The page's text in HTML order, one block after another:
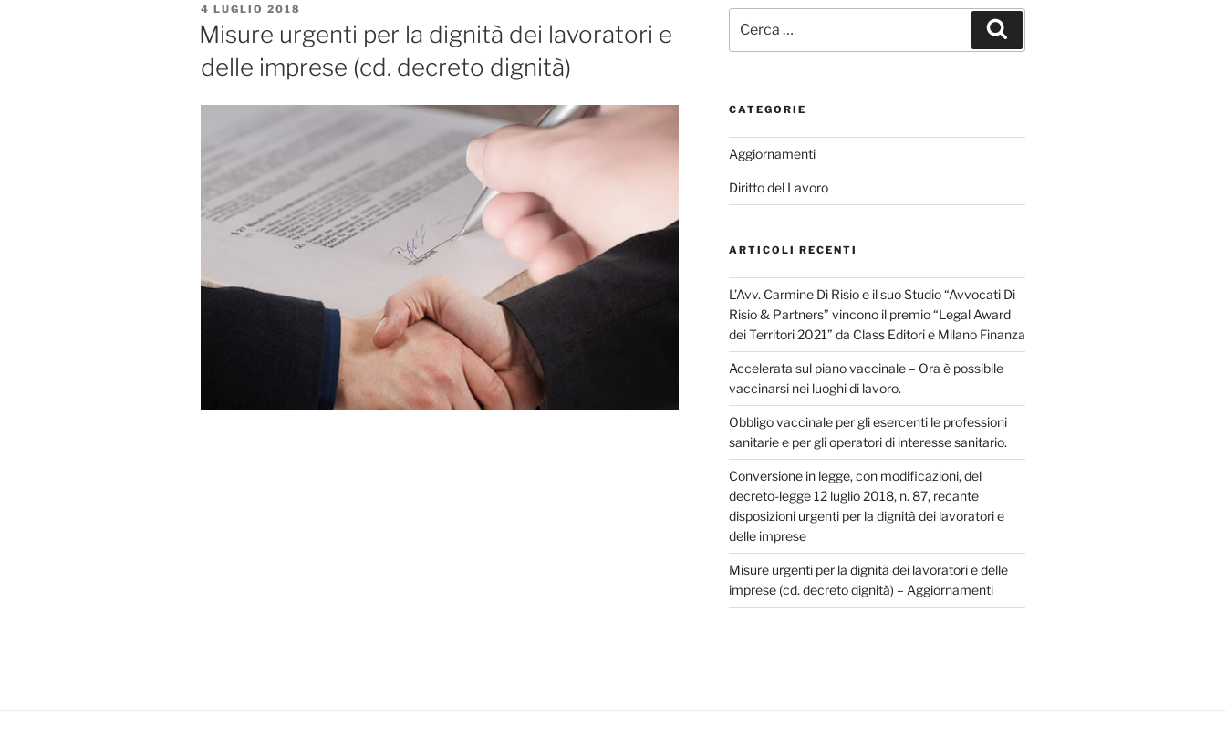
PUBBLICATO
IL
4 LUGLIO 2018
Misure urgenti per la dignità dei lavoratori e
delle imprese (cd. decreto dignità)
CATEGORIE
Aggiornamenti
Diritto del Lavoro
ARTICOLI RECENTI
L’Avv. Carmine Di Risio e il suo Studio “Avvocati Di
Risio & Partners” vincono il premio “Legal Award
dei Territori 2021” da Class Editori e Milano Finanza
Accelerata sul piano vaccinale – Ora è possibile
vaccinarsi nei luoghi di lavoro.
Obbligo vaccinale per gli esercenti le professioni
sanitarie e per gli operatori di interesse sanitario.
Conversione in legge, con modificazioni, del
decreto-legge 12 luglio 2018, n. 87, recante
disposizioni urgenti per la dignità dei lavoratori e
delle imprese
Misure urgenti per la dignità dei lavoratori e delle
imprese (cd. decreto dignità) – Aggiornamenti